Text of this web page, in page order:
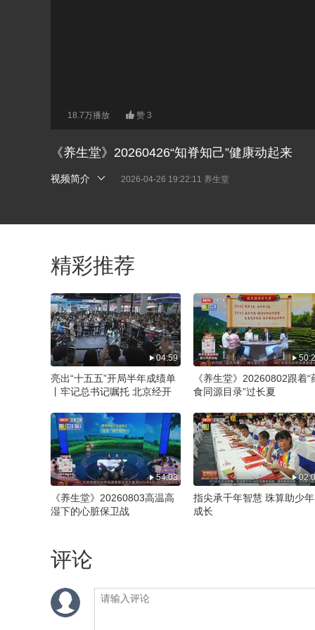
18.7万播放 赞 3
《养生堂》20260426“知脊知己”健康动起来
视频简介 2026-04-26 19:22:11 养生堂
精彩推荐
04:59
亮出“十五五”开局半年成绩单
丨牢记总书记嘱托 北京经开
《养生堂》20260802跟着“
食同源目录”过长夏
54:03
《养生堂》20260803高温高
湿下的心脏保卫战
指尖承千年智慧 珠算助少年
成长
评论